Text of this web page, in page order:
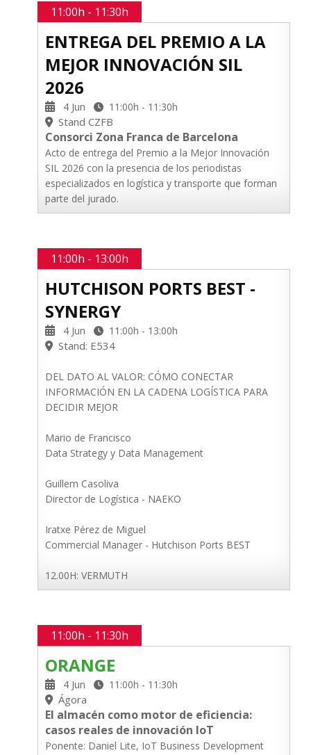
11:00h - 11:30h
ENTREGA DEL PREMIO A LA
MEJOR INNOVACIÓN SIL
2026
4 Jun 11:00h - 11:30h
Stand CZFB
Consorci Zona Franca de Barcelona
Acto de entrega del Premio a la Mejor Innovación
SIL 2026 con la presencia de los periodistas
especializados en logística y transporte que forman
parte del jurado.
11:00h - 13:00h
HUTCHISON PORTS BEST -
SYNERGY
4 Jun 11:00h - 13:00h
Stand: E534
DEL DATO AL VALOR: CÓMO CONECTAR
INFORMACIÓN EN LA CADENA LOGÍSTICA PARA
DECIDIR MEJOR
Mario de Francisco
Data Strategy y Data Management
Guillem Casoliva
Director de Logística - NAEKO
Iratxe Pérez de Miguel
Commercial Manager - Hutchison Ports BEST
12.00H: VERMUTH
11:00h - 11:30h
ORANGE
4 Jun 11:00h - 11:30h
Ágora
El almacén como motor de eficiencia:
casos reales de innovación IoT
Ponente: Daniel Lite, IoT Business Development